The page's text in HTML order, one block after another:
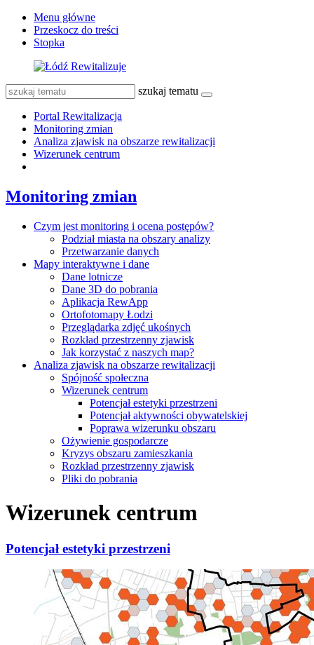
Menu główne
Przeskocz do treści
Stopka
szukaj tematu
Portal Rewitalizacja
Monitoring zmian
Analiza zjawisk na obszarze rewitalizacji
Wizerunek centrum
Monitoring zmian
Czym jest monitoring i ocena postępów?
Podział miasta na obszary analizy
Przetwarzanie danych
Mapy interaktywne i dane
Dane lotnicze
Dane 3D do pobrania
Aplikacja RewApp
Ortofotomapy Łodzi
Przeglądarka zdjęć ukośnych
Rozkład przestrzenny zjawisk
Jak korzystać z naszych map?
Analiza zjawisk na obszarze rewitalizacji
Spójność społeczna
Wizerunek centrum
Potencjał estetyki przestrzeni
Potencjał aktywności obywatelskiej
Poprawa wizerunku obszaru
Ożywienie gospodarcze
Kryzys obszaru zamieszkania
Rozkład przestrzenny zjawisk
Pliki do pobrania
Wizerunek centrum
Potencjał estetyki przestrzeni